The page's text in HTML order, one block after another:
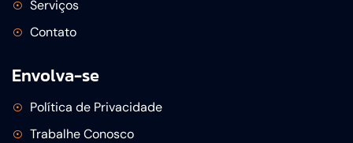
Serviços
Contato
Envolva-se
Política de Privacidade
Trabalhe Conosco